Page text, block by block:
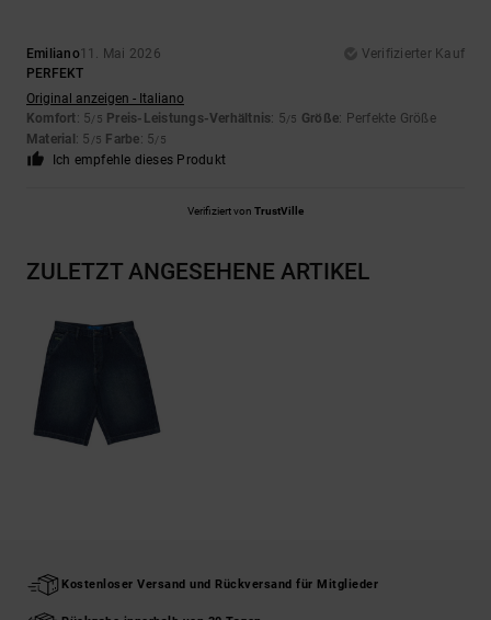
Emiliano11. Mai 2026
Verifizierter Kauf
PERFEKT
Original anzeigen - Italiano
Komfort: 5/5 Preis-Leistungs-Verhältnis: 5/5 Größe: Perfekte Größe
Material : 5 /5 Farbe: 5/5
Ich empfehle dieses Produkt
Verifiziert von TrustVille
ZULETZT ANGESEHENE ARTIKEL
Kostenloser Versand und Rückversand für Mitglieder